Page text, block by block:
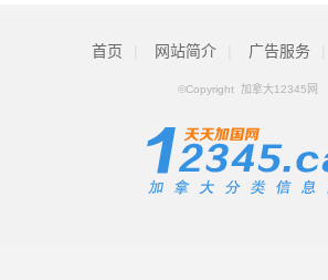
首页 网站简介 广告服务
©Copyright 加拿大12345网